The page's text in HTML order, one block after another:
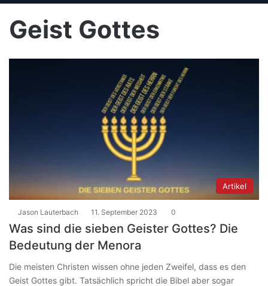
Geist Gottes
Artikel
Jason Lauterbach 11. September 2023 0
Was sind die sieben Geister Gottes? Die
Bedeutung der Menora
Die meisten Christen wissen ohne jeden Zweifel, dass es den
Geist Gottes gibt. Tatsächlich spricht die Bibel aber sogar